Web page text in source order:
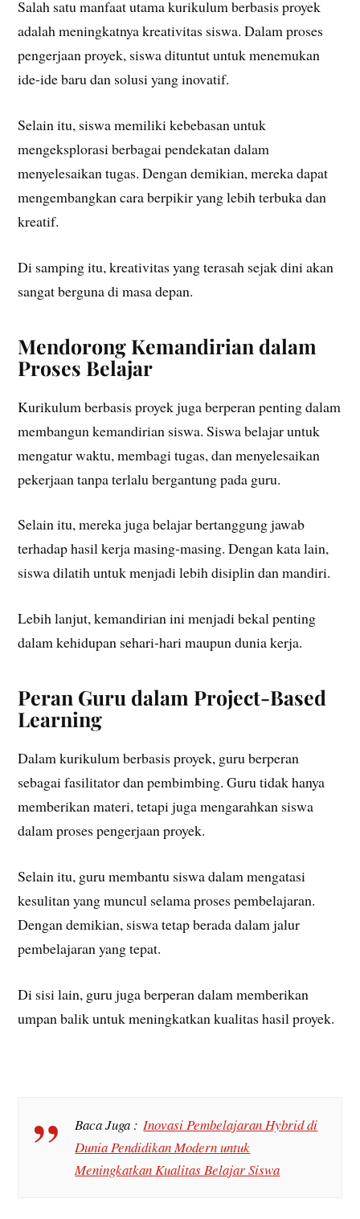
Salah satu manfaat utama kurikulum berbasis proyek
adalah meningkatnya kreativitas siswa. Dalam proses
pengerjaan proyek, siswa dituntut untuk menemukan
ide-ide baru dan solusi yang inovatif.
Selain itu, siswa memiliki kebebasan untuk
mengeksplorasi berbagai pendekatan dalam
menyelesaikan tugas. Dengan demikian, mereka dapat
mengembangkan cara berpikir yang lebih terbuka dan
kreatif.
Di samping itu, kreativitas yang terasah sejak dini akan
sangat berguna di masa depan.
Mendorong Kemandirian dalam
Proses Belajar
Kurikulum berbasis proyek juga berperan penting dalam
membangun kemandirian siswa. Siswa belajar untuk
mengatur waktu, membagi tugas, dan menyelesaikan
pekerjaan tanpa terlalu bergantung pada guru.
Selain itu, mereka juga belajar bertanggung jawab
terhadap hasil kerja masing-masing. Dengan kata lain,
siswa dilatih untuk menjadi lebih disiplin dan mandiri.
Lebih lanjut, kemandirian ini menjadi bekal penting
dalam kehidupan sehari-hari maupun dunia kerja.
Peran Guru dalam Project-Based
Learning
Dalam kurikulum berbasis proyek, guru berperan
sebagai fasilitator dan pembimbing. Guru tidak hanya
memberikan materi, tetapi juga mengarahkan siswa
dalam proses pengerjaan proyek.
Selain itu, guru membantu siswa dalam mengatasi
kesulitan yang muncul selama proses pembelajaran.
Dengan demikian, siswa tetap berada dalam jalur
pembelajaran yang tepat.
Di sisi lain, guru juga berperan dalam memberikan
umpan balik untuk meningkatkan kualitas hasil proyek.
Baca Juga :Inovasi Pembelajaran Hybrid di
Dunia Pendidikan Modern untuk
Meningkatkan Kualitas Belajar Siswa